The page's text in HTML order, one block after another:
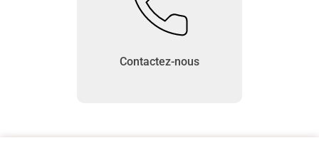
Contactez-nous